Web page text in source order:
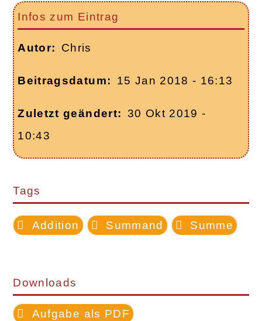
Infos zum Eintrag
Autor Chris
Beitragsdatum 15 Jan 2018 - 16:13
Zuletzt geändert
30 Okt 2019 -
10:43
Tags
Addition Summand Summe
Downloads
Aufgabe als PDF